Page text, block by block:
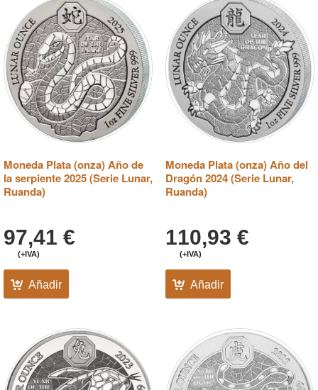
Moneda Plata (onza) Año de
la serpiente 2025 (Serie Lunar,
Ruanda)
97,41 €
(+IVA)
Añadir
Moneda Plata (onza) Año del
Dragón 2024 (Serie Lunar,
Ruanda)
110,93 €
(+IVA)
Añadir